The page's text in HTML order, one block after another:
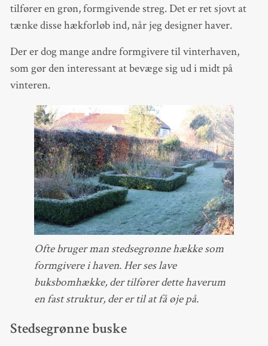
tilfører en grøn, formgivende streg. Det er ret sjovt at
tænke disse hækforløb ind, når jeg designer haver.
Der er dog mange andre formgivere til vinterhaven,
som gør den interessant at bevæge sig ud i midt på
vinteren.
Ofte bruger man stedsegrønne hække som
formgivere i haven. Her ses lave
buksbomhække, der tilfører dette haverum
en fast struktur, der er til at få øje på.
Stedsegrønne buske